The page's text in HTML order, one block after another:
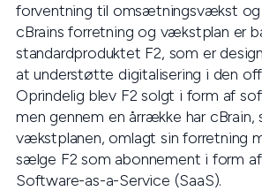
forventning til omsætningsvækst og
cBrains forretning og vækstplan er
standardproduktet F2, som er
at understøtte digitalisering i den
Oprindelig blev F2 solgt i form af
men gennem en årrække har cBrain,
vækstplanen, omlagt sin forretning
sælge F2 som abonnement i form
Software-as-a-Service (SaaS).